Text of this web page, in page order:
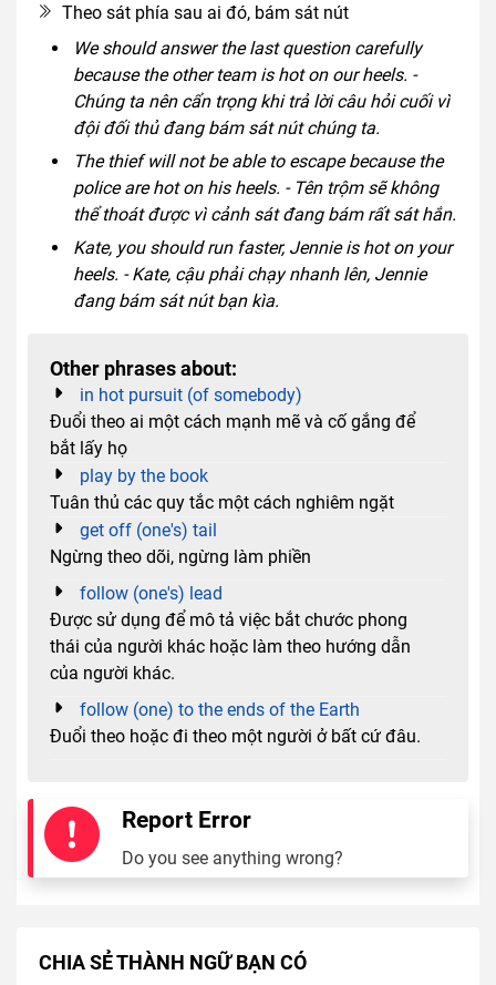
Theo sát phía sau ai đó, bám sát nút
We should answer the last question carefully
because the other team is hot on our heels. -
Chúng ta nên cẩn trọng khi trả lời câu hỏi cuối vì
đội đối thủ đang bám sát nút chúng ta.
The thief will not be able to escape because the
police are hot on his heels. - Tên trộm sẽ không
thể thoát được vì cảnh sát đang bám rất sát hắn.
Kate, you should run faster, Jennie is hot on your
heels. - Kate, cậu phải chạy nhanh lên, Jennie
đang bám sát nút bạn kìa.
Other phrases about:
in hot pursuit (of somebody)
Đuổi theo ai một cách mạnh mẽ và cố gắng để
bắt lấy họ
play by the book
Tuân thủ các quy tắc một cách nghiêm ngặt
get off (one's) tail
Ngừng theo dõi, ngừng làm phiền
follow (one's) lead
Được sử dụng để mô tả việc bắt chước phong
thái của người khác hoặc làm theo hướng dẫn
của người khác.
follow (one) to the ends of the Earth
Đuổi theo hoặc đi theo một người ở bất cứ đâu.
Report Error
Do you see anything wrong?
CHIA SẺ THÀNH NGỮ BẠN CÓ